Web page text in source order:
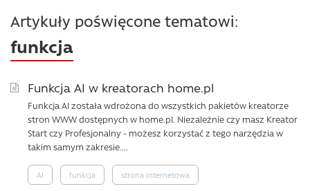
Artykuły poświęcone tematowi:
funkcja
Funkcja AI w kreatorach home.pl
Funkcja AI została wdrożona do wszystkich pakietów kreatorze
stron WWW dostępnych w home.pl. Niezależnie czy masz Kreator
Start czy Profesjonalny - możesz korzystać z tego narzędzia w
takim samym zakresie....
AI funkcja strona internetowa